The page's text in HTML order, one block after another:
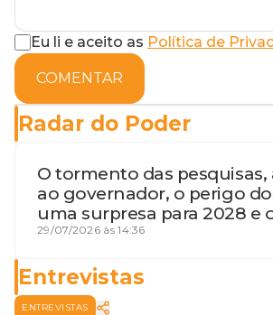
Eu li e aceito as Política de
COMENTAR
Radar do Poder
O tormento das pesquisas,
ao governador, o perigo
uma surpresa para 2028 e
terceira guerra mundial
29/07/2026 às 14:36
Entrevistas
ENTREVISTAS